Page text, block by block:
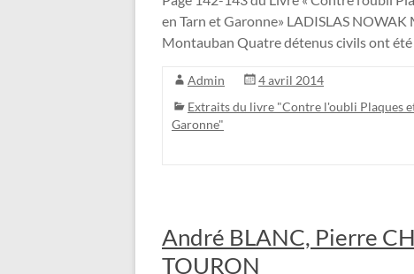
en Tarn et Garonne» LADISLAS
Montauban Quatre détenus civils ont
Admin
4 avril 2014
Extraits du livre "Contre l'oubli Plaques
Garonne"
André BLANC, Pierre
TOURON